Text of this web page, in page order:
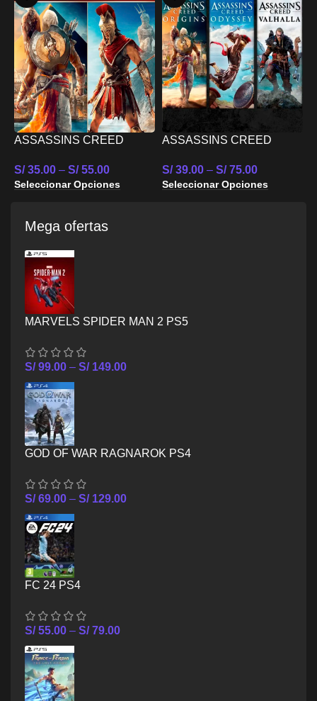
ASSASSINS CREED
(ASSASSINS CREED
ORIGINS MAS
ODYSSEY) PS4
S/35.00 – S/55.00
Seleccionar Opciones
ASSASSINS CREED
S/39.00 – S/75.00
Seleccionar Opciones
Mega ofertas
MARVELS SPIDER MAN 2 PS5
S/99.00 – S/149.00
GOD OF WAR RAGNAROK PS4
S/69.00 – S/129.00
FC 24 PS4
S/55.00 – S/79.00